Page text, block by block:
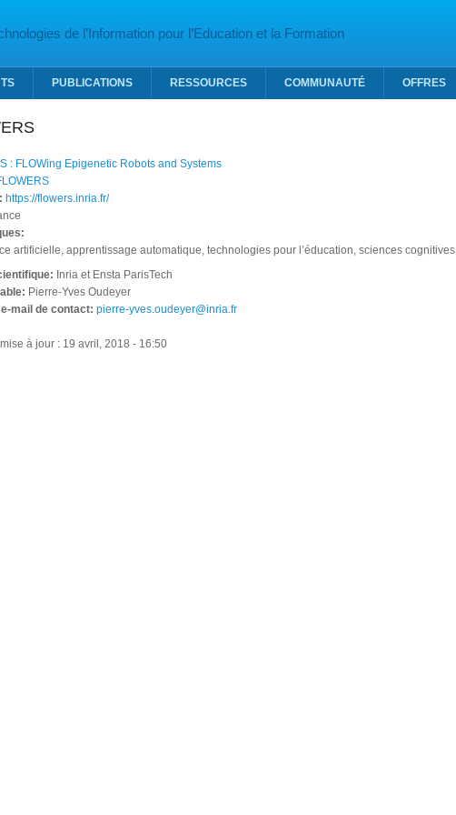
de l’Information pour l’Education et la Formation
PUBLICATIONS RESSOURCES COMMUNAUTÉ OFFRES
: FLOWing Epigenetic Robots and Systems
https://flowers.inria.fr/
artificielle, apprentissage automatique, technologies pour l’éducation, sciences cognitives
Inria et Ensta ParisTech
Pierre-Yves Oudeyer
mail de contact: pierre-yves.oudeyer@inria.fr
à jour : 19 avril, 2018 - 16:50